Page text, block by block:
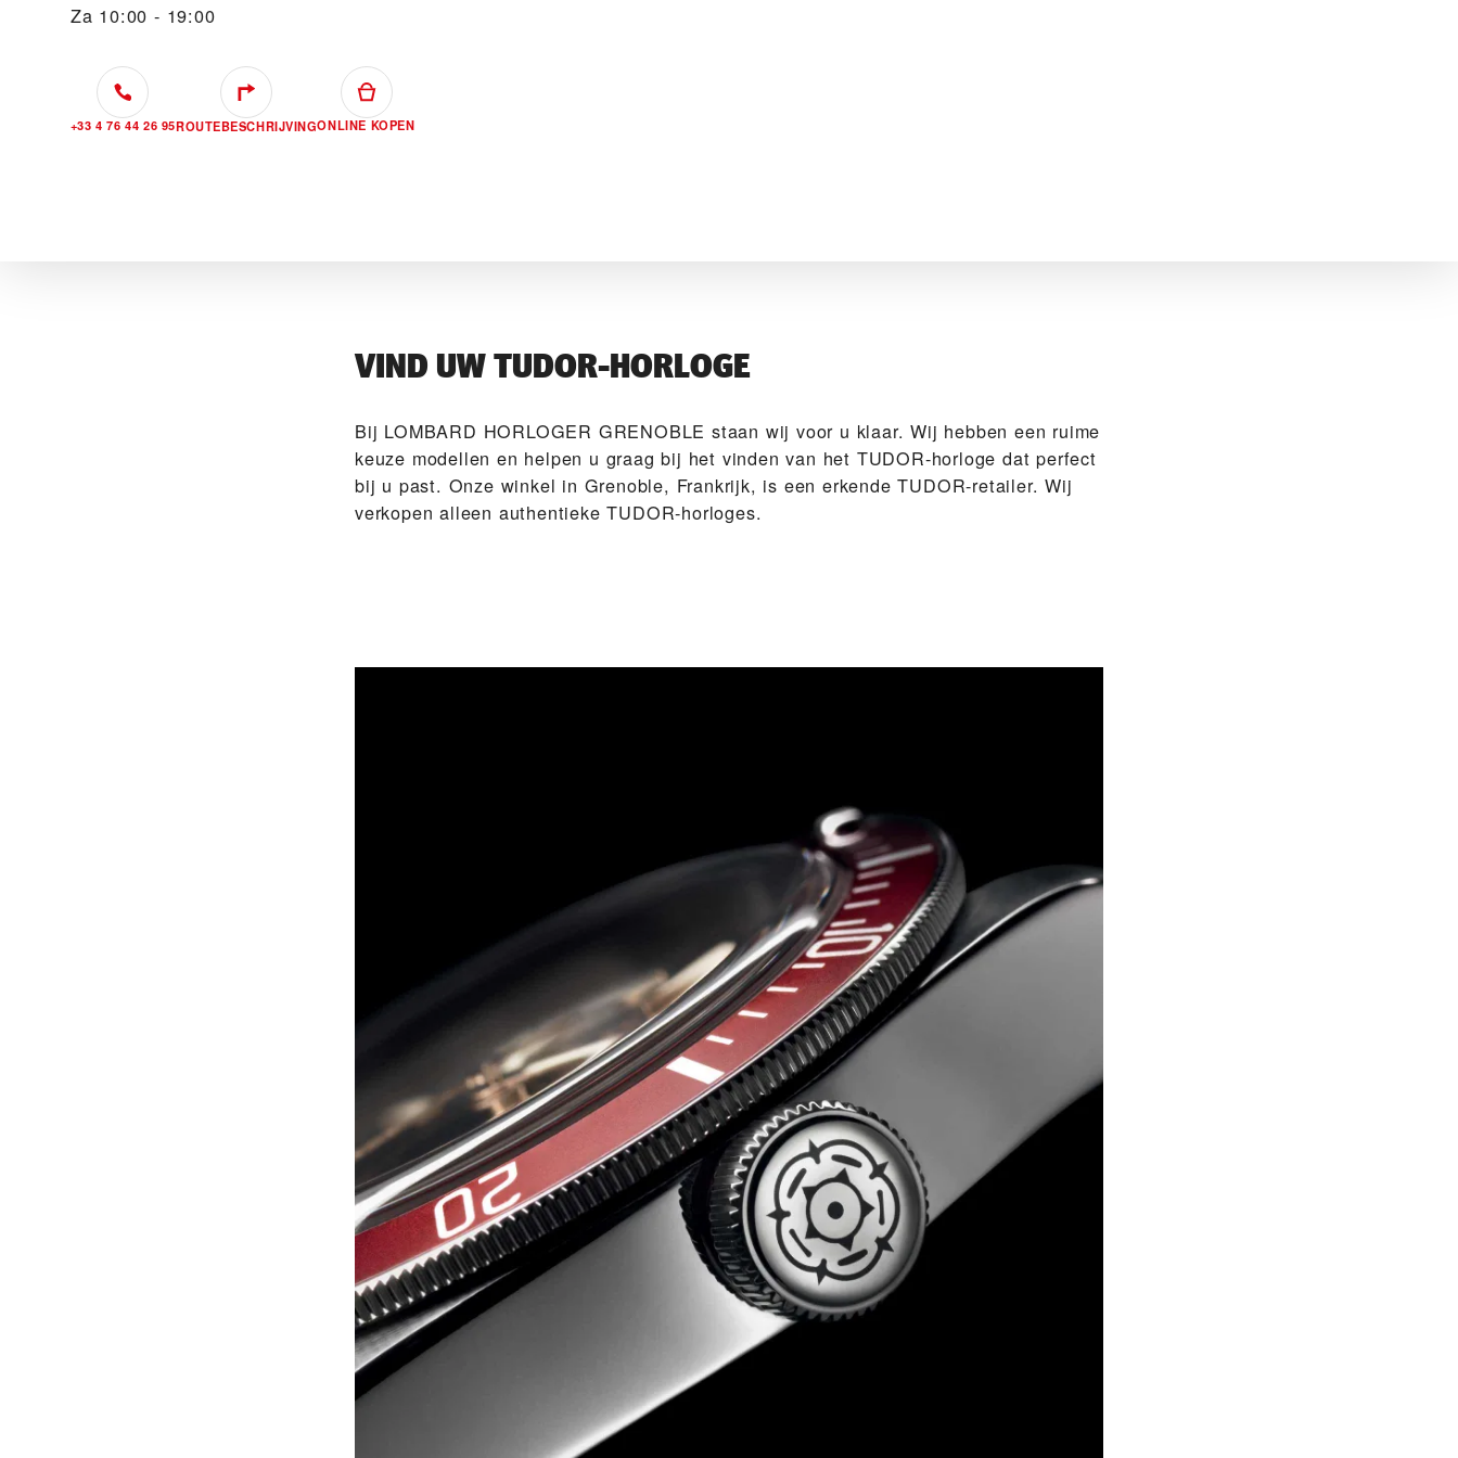
Za 10:00 - 19:00
+33 4 76 44 26 95ROUTEBESCHRIJVINGONLINE KOPEN
VIND UW TUDOR-HORLOGE
Bij ‭LOMBARD HORLOGER GRENOBLE‬ staan wij voor u klaar. Wij hebben een ruime
keuze modellen en helpen u graag bij het vinden van het TUDOR-horloge dat perfect
bij u past. Onze winkel in Grenoble, Frankrijk, is een erkende TUDOR-retailer. Wij
verkopen alleen authentieke TUDOR-horloges.